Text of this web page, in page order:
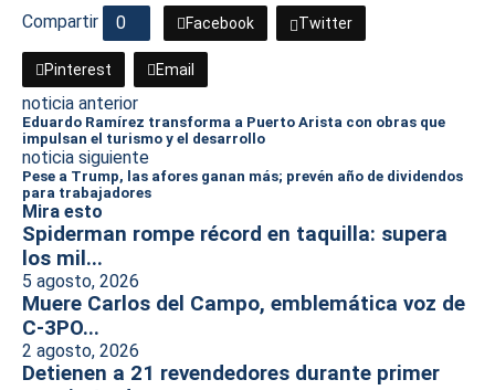
Compartir 0 Facebook Twitter
Pinterest Email
noticia anterior
Eduardo Ramírez transforma a Puerto Arista con obras que
impulsan el turismo y el desarrollo
noticia siguiente
Pese a Trump, las afores ganan más; prevén año de dividendos
para trabajadores
Mira esto
Spiderman rompe récord en taquilla: supera
los mil...
5 agosto, 2026
Muere Carlos del Campo, emblemática voz de
C-3PO...
2 agosto, 2026
Detienen a 21 revendedores durante primer